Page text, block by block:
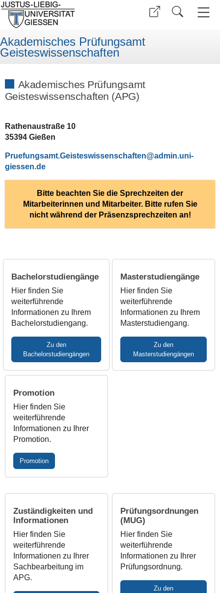
Akademisches Prüfungsamt
Geisteswissenschaften
Akademisches Prüfungsamt
Geisteswissenschaften (APG)
Rathenaustraße 10
35394 Gießen
Pruefungsamt.Geisteswissenschaften
Bitte beachten Sie die Sprechzeiten der
Mitarbeiterinnen und Mitarbeiter. Bitte rufen Sie
nicht während der Präsenzsprechzeiten an!
Bachelorstudiengänge
Hier finden Sie
weiterführende
Informationen zu Ihrem
Bachelorstudiengang.
Zu den
Bachelorstudiengängen
Masterstudiengänge
Hier finden Sie
weiterführende
Informationen zu Ihrem
Masterstudiengang.
Zu den
Masterstudiengängen
Promotion
Hier finden Sie
weiterführende
Informationen zu Ihrer
Promotion.
Promotion
Zuständigkeiten und
Informationen
Hier finden Sie
weiterführende
Informationen zu Ihrer
Sachbearbeitung im
APG.
Prüfungsordnungen
(MUG)
Hier finden Sie
weiterführende
Informationen zu Ihrer
Prüfungsordnung.
Zu den